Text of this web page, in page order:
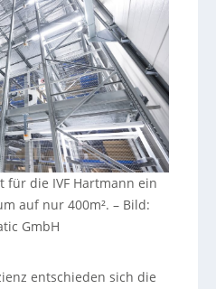
für die IVF Hartmann ein
auf nur 400m². – Bild:
GmbH
entschieden sich die